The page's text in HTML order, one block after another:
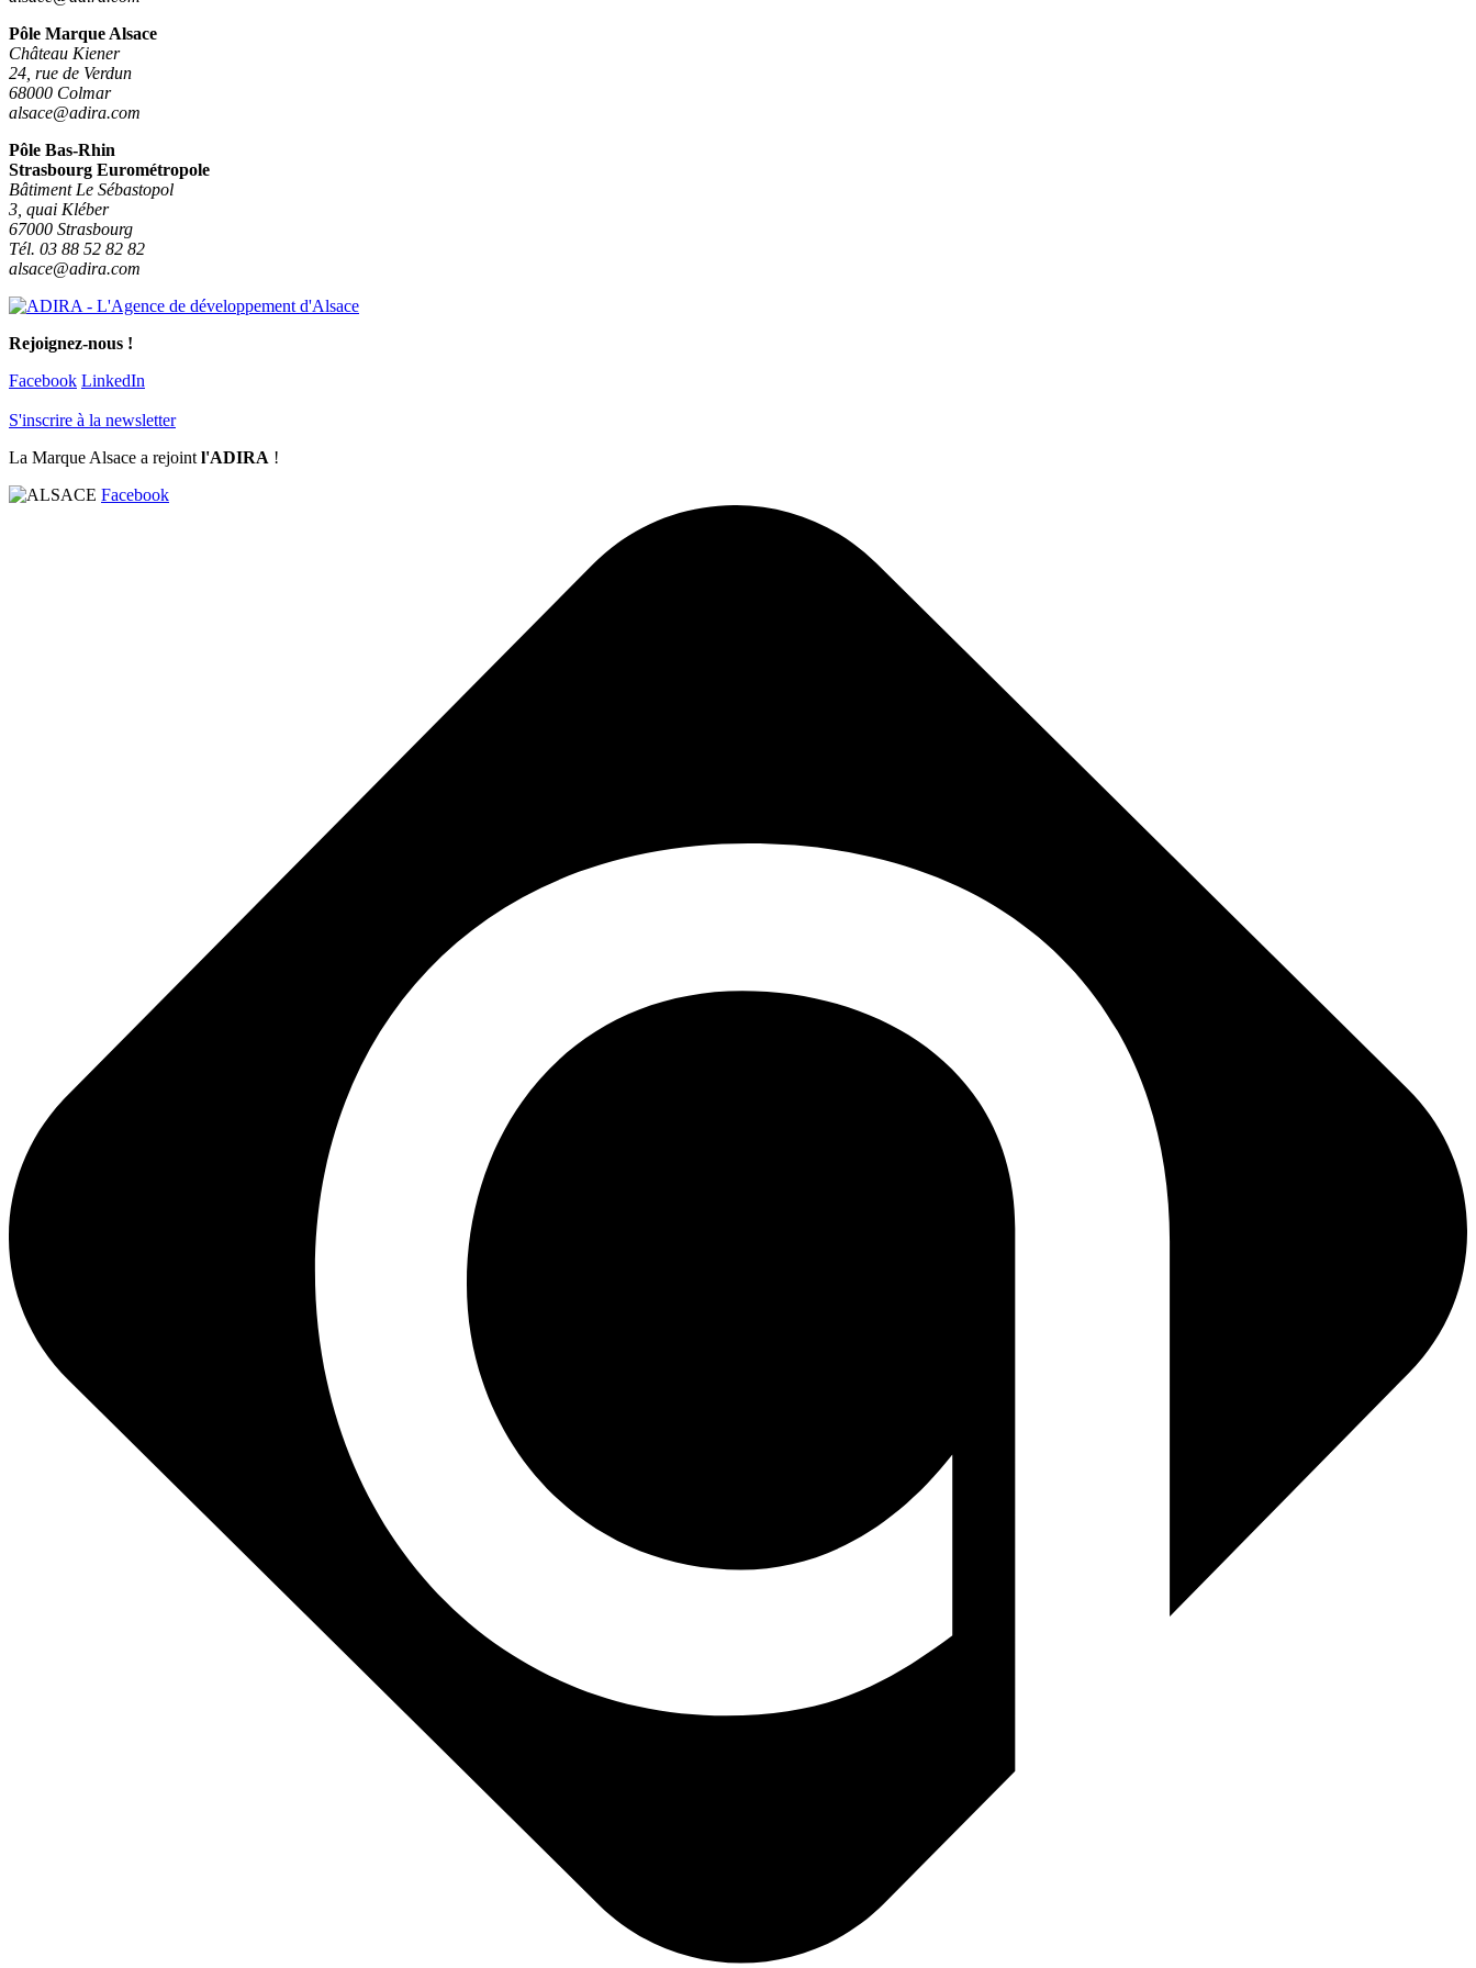
Pôle Marque Alsace
Château Kiener
24, rue de Verdun
68000 Colmar
alsace@adira.com
Pôle Bas-Rhin
Strasbourg Eurométropole
Bâtiment Le Sébastopol
3, quai Kléber
67000 Strasbourg
Tél. 03 88 52 82 82
alsace@adira.com
Rejoignez-nous !
Facebook LinkedIn
S'inscrire à la newsletter
La Marque Alsace a rejointl'ADIRA !
Facebook